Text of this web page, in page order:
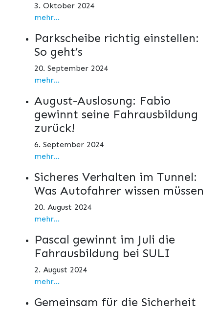
3. Oktober 2024
mehr...
Parkscheibe richtig einstellen:
So geht’s
20. September 2024
mehr...
August-Auslosung: Fabio
gewinnt seine Fahrausbildung
zurück!
6. September 2024
mehr...
Sicheres Verhalten im Tunnel:
Was Autofahrer wissen müssen
20. August 2024
mehr...
Pascal gewinnt im Juli die
Fahrausbildung bei SULI
2. August 2024
mehr...
Gemeinsam für die Sicherheit